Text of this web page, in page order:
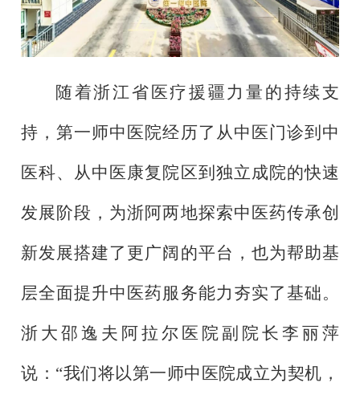
随着浙江省医疗援疆力量的持续支
持，第一师中医院经历了从中医门诊到中
医科、从中医康复院区到独立成院的快速
发展阶段，为浙阿两地探索中医药传承创
新发展搭建了更广阔的平台，也为帮助基
层全面提升中医药服务能力夯实了基础。
浙大邵逸夫阿拉尔医院副院长李丽萍
说： “我们将以第一师中医院成立为契机，